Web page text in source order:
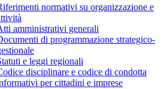
normativi su organizzazione e
amministrativi generali
di programmazione strategico-
e leggi regionali
disciplinare e codice di condotta
per cittadini e imprese